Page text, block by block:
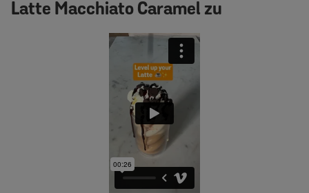
Latte Macchiato Caramel zu